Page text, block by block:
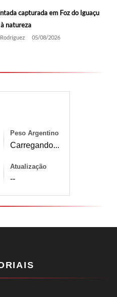
capturada em Foz do Iguaçu
natureza
05/08/2026
Peso Argentino
Carregando...
Atualização
--